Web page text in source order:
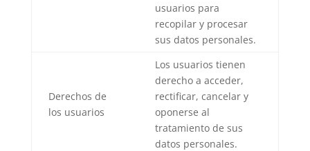
usuarios para
recopilar y procesar
sus datos personales.
Derechos de
los usuarios
Los usuarios tienen
derecho a acceder,
rectificar, cancelar y
oponerse al
tratamiento de sus
datos personales.